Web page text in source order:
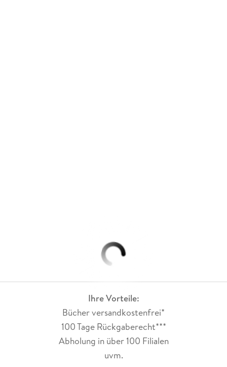
Ihre Vorteile:
Bücher versandkostenfrei*
100 Tage Rückgaberecht***
Abholung in über 100 Filialen
uvm.